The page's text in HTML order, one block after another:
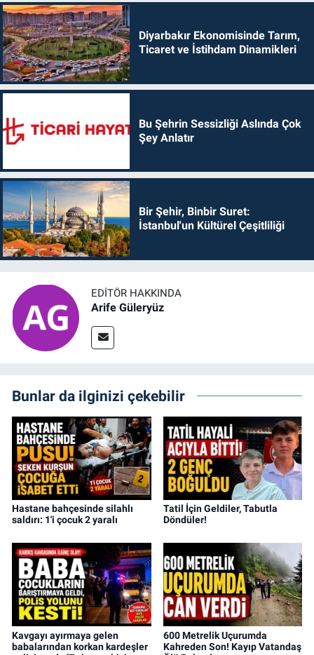
Diyarbakır Ekonomisinde Tarım,
Ticaret ve İstihdam Dinamikleri
Bu Şehrin Sessizliği Aslında Çok
Şey Anlatır
Bir Şehir, Binbir Suret:
İstanbul'un Kültürel Çeşitliliği
EDITÖR HAKKINDA
Arife Güleryüz
Bunlar da ilginizi çekebilir
Hastane bahçesinde silahlı
saldırı: 1'i çocuk 2 yaralı
Tatil İçin Geldiler, Tabutla
Döndüler!
Kavgayı ayırmaya gelen
babalarından korkan kardeşler
600 Metrelik Uçurumda
Kahreden Son! Kayıp Vatandaş